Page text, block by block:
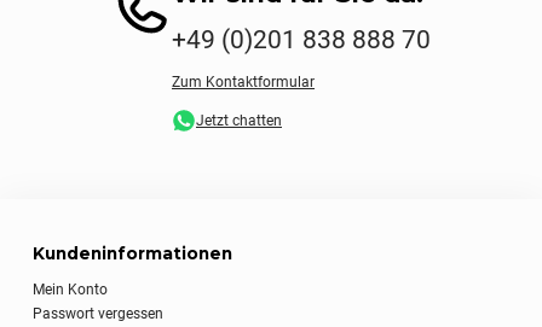
+49 (0)201 838 888 70
Zum Kontaktformular
Jetzt chatten
Kundeninformationen
Mein Konto
Passwort vergessen